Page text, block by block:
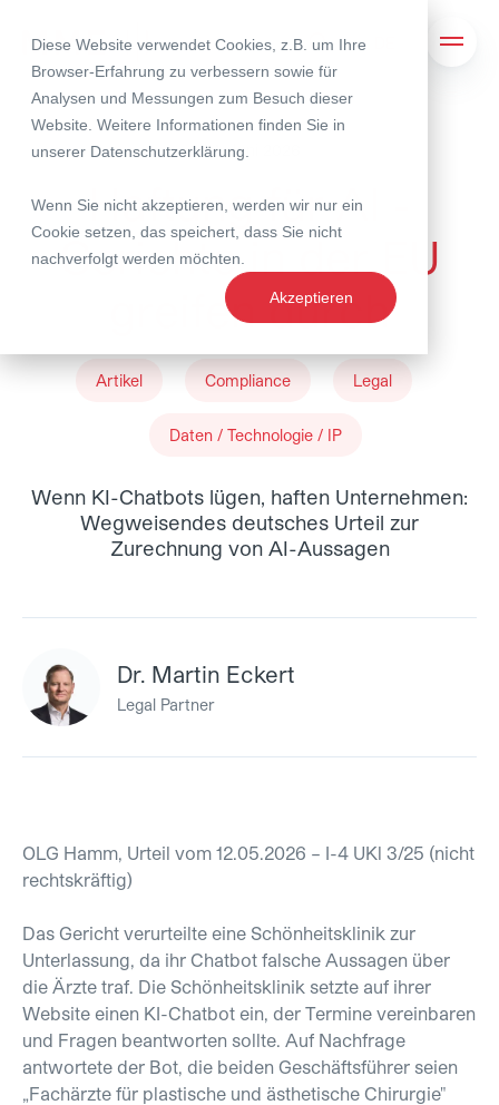
Diese Website verwendet Cookies, z.B. um Ihre
Browser-Erfahrung zu verbessern sowie für
Analysen und Messungen zum Besuch dieser
Website. Weitere Informationen finden Sie in
unserer Datenschutzerklärung
Wenn Sie nicht akzeptieren, werden wir nur ein
Cookie setzen, das speichert, dass Sie nicht
nachverfolgt werden möchten.
Akzeptieren
Suche
04. Juni 2026
Haftung für AI -
Gerichte in der EU
greifen durch
Artikel Compliance Legal
Daten / Technologie / IP
Wenn KI-Chatbots lügen, haften Unternehmen:
Wegweisendes deutsches Urteil zur
Zurechnung von AI-Aussagen
Dr. Martin Eckert
Legal Partner
OLG Hamm, Urteil vom 12.05.2026 – I-4 UKl 3/25 (nicht
rechtskräftig)
Das Gericht verurteilte eine Schönheitsklinik zur
Unterlassung, da ihr Chatbot falsche Aussagen über
die Ärzte traf. Die Schönheitsklinik setzte auf ihrer
Website einen KI-Chatbot ein, der Termine vereinbaren
und Fragen beantworten sollte. Auf Nachfrage
antwortete der Bot, die beiden Geschäftsführer seien
„Fachärzte für plastische und ästhetische Chirurgie"